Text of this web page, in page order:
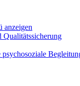
anzeigen